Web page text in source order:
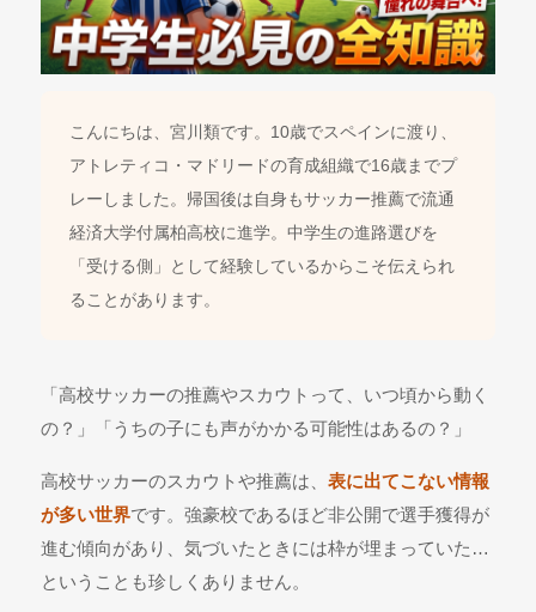
こんにちは、宮川類です。10歳でスペインに渡り、
アトレティコ・マドリードの育成組織で16歳までプ
レーしました。帰国後は自身もサッカー推薦で流通
経済大学付属柏高校に進学。中学生の進路選びを
「受ける側」として経験しているからこそ伝えられ
ることがあります。
「高校サッカーの推薦やスカウトって、いつ頃から動く
の？」「うちの子にも声がかかる可能性はあるの？」
高校サッカーのスカウトや推薦は、表に出てこない情報
が多い世界です。強豪校であるほど非公開で選手獲得が
進む傾向があり、気づいたときには枠が埋まっていた…
ということも珍しくありません。